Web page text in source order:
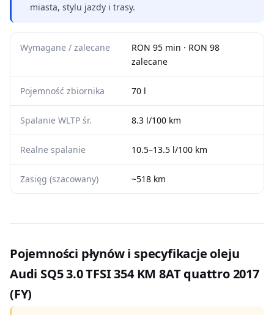
miasta, stylu jazdy i trasy.
Wymagane / zalecane
RON 95 min · RON 98
zalecane
Pojemność zbiornika 70 l
Spalanie WLTP śr. 8.3 l/100 km
Realne spalanie 10.5–13.5 l/100 km
Zasięg (szacowany) ~518 km
Pojemności płynów i specyfikacje oleju
Audi SQ5 3.0 TFSI 354 KM 8AT quattro 2017
(FY)